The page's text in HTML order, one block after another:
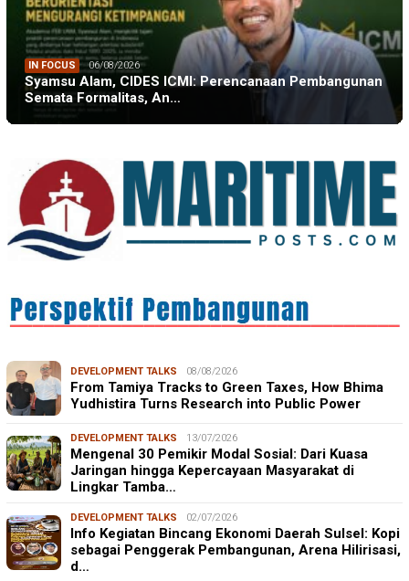
IN FOCUS 06/08/2026
Syamsu Alam, CIDES ICMI: Perencanaan Pembangunan
Semata Formalitas, An…
DEVELOPMENT TALKS 08/08/2026
From Tamiya Tracks to Green Taxes, How Bhima
Yudhistira Turns Research into Public Power
DEVELOPMENT TALKS 13/07/2026
Mengenal 30 Pemikir Modal Sosial: Dari Kuasa
Jaringan hingga Kepercayaan Masyarakat di
Lingkar Tamba…
DEVELOPMENT TALKS 02/07/2026
Info Kegiatan Bincang Ekonomi Daerah Sulsel: Kopi
sebagai Penggerak Pembangunan, Arena Hilirisasi,
d…